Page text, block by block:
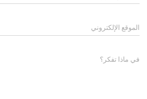
الموقع الإلكتروني
في ماذا تفكر؟